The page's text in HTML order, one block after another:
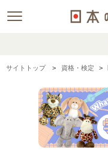
サイトトップ 資格・検定